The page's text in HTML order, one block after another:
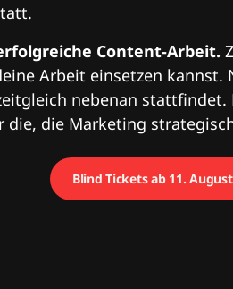
Content-Arbeit.
Arbeit einsetzen kannst.
nebenan
die Marketing
Blind Tickets ab 11.